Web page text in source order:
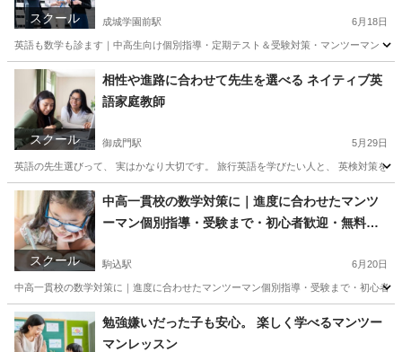
スクール 成城学園前駅 6月18日
英語も数学も診ます｜中高生向け個別指導・定期テスト＆受験対策・マンツーマン・
東京 世田谷区 成城学園前駅 家庭教師 数学
スクール
相性や進路に合わせて先生を選べる ネイティブ英
語家庭教師
御成門駅 5月29日
英語の先生選びって、 実はかなり大切です。 旅行英語を学びたい人と、 英検対策を
東京 港区 御成門駅 英会話 先生
スクール
中高一貫校の数学対策に｜進度に合わせたマンツ
ーマン個別指導・受験まで・初心者歓迎・無料体
駒込駅 6月20日
中高一貫校の数学対策に｜進度に合わせたマンツーマン個別指導・受験まで・初心者
東京 文京区 駒込駅
勉強嫌いだった子も安心。 楽しく学べるマンツー
マンレッスン